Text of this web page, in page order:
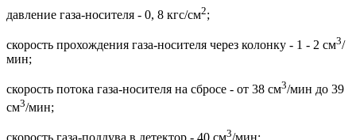
давление газа-носителя - 0, 8 кгс/см2;
скорость прохождения газа-носителя через колонку - 1 - 2 см3/
мин;
скорость потока газа-носителя на сбросе - от 38 см3/мин до 39
см3/мин;
3